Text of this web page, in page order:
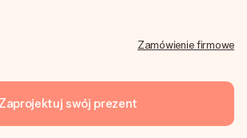
Zamówienie firmowe
Zaprojektuj swój prezent